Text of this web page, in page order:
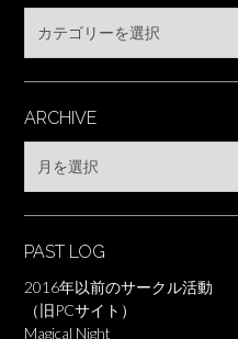
ARCHIVE
PAST LOG
2016年以前のサークル活動
（旧PCサイト）
Magical Night